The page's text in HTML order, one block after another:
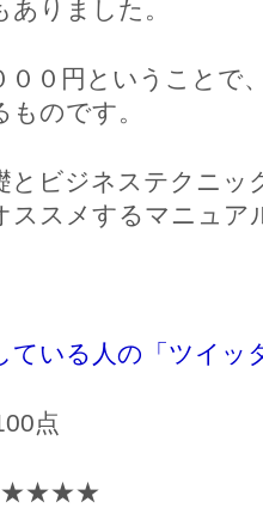
りました。
００円ということで
のです。
とビジネステクニッ
ススメするマニュア
ている人の「ツイッ
点